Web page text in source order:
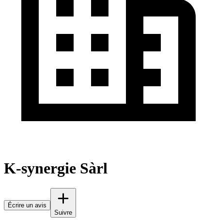
K-synergie Sàrl
Écrire un avis
Suivre